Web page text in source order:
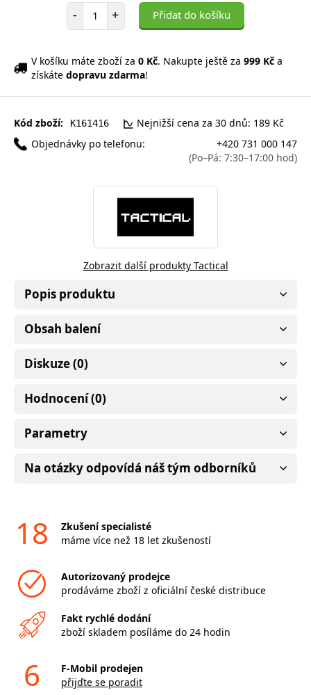
- Počet položek
+ Přidat do košíku
V košíku máte zboží za 0 Kč. Nakupte ještě za 999 Kč a
získáte dopravu zdarma!
Kód zboží: K161416
Nejnižší cena za 30 dnů: 189 Kč
Objednávky po telefonu:
+420 731 000 147
(Po–Pá: 7:30–17:00 hod)
Zobrazit další produkty Tactical
Popis produktu
Obsah balení
Diskuze (0)
Hodnocení (0)
Parametry
Na otázky odpovídá náš tým odborníků
18
Zkušení specialisté
máme více než 18 let zkušeností
Autorizovaný prodejce
prodáváme zboží z oficiální české distribuce
Fakt rychlé dodání
zboží skladem posíláme do 24 hodin
6
F-Mobil prodejen
přijďte se poradit